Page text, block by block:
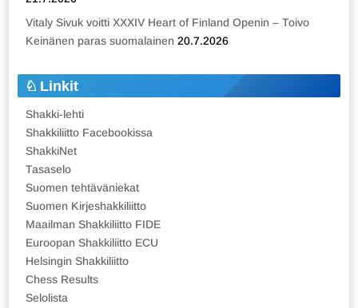
Vitaly Sivuk voitti XXXIV Heart of Finland Openin – Toivo
Keinänen paras suomalainen 20.7.2026
Linkit
Shakki-lehti
Shakkiliitto Facebookissa
ShakkiNet
Tasaselo
Suomen tehtäväniekat
Suomen Kirjeshakkiliitto
Maailman Shakkiliitto FIDE
Euroopan Shakkiliitto ECU
Helsingin Shakkiliitto
Chess Results
Selolista